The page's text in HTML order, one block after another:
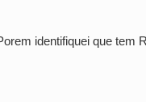
identifiquei que tem